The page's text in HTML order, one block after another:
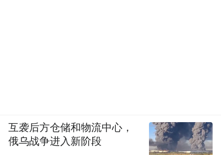
互袭后方仓储和物流中心，
俄乌战争进入新阶段